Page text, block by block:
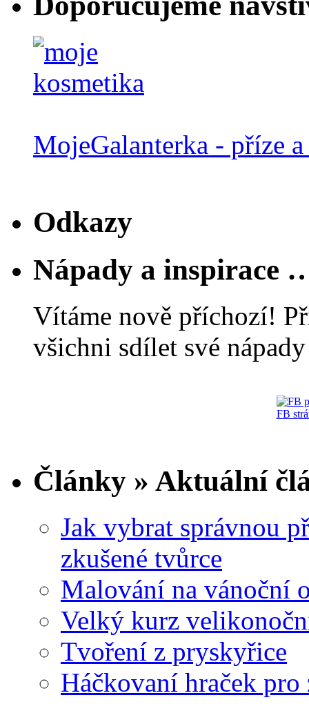
MojeGalanterka - příze
Odkazy
Nápady a inspirace
Vítáme nově příchozí!
všichni sdílet své
FB
Články » Aktuální
Jak vybrat správnou
zkušené tvůrce
Malování na vánoční
Velký kurz
Tvoření z pryskyřice
Háčkovaní hraček pro